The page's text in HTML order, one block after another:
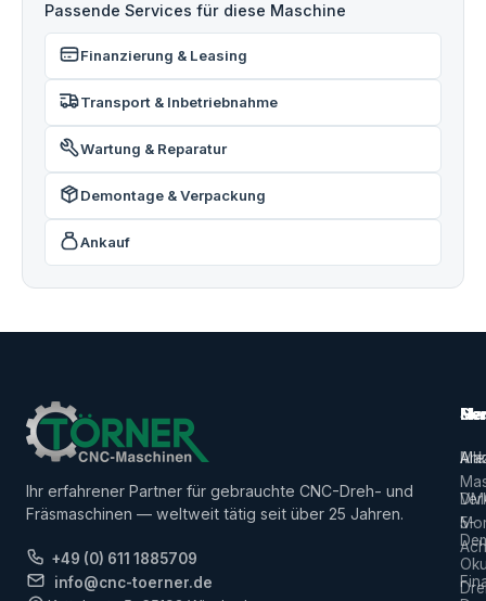
Passende Services für diese Maschine
Finanzierung & Leasing
Transport & Inbetriebnahme
Wartung & Reparatur
Demontage & Verpackung
Ankauf
Ihr erfahrener Partner für gebrauchte CNC-Dreh- und
Fräsmaschinen — weltweit tätig seit über 25 Jahren.
+49 (0) 611 1885709
info@cnc-toerner.de
Alle
5-